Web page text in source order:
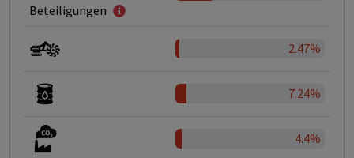
Beteiligungen
2.47%
7.24%
4.4%